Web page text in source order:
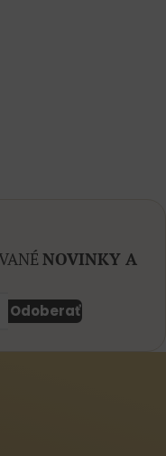
NOVINKY A
Odoberať